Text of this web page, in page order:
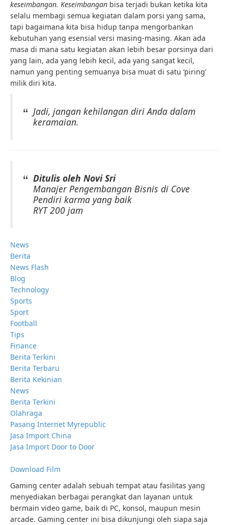
keseimbangan. Keseimbangan bisa terjadi bukan ketika kita
selalu membagi semua kegiatan dalam porsi yang sama,
tapi bagaimana kita bisa hidup tanpa mengorbankan
kebutuhan yang esensial versi masing-masing. Akan ada
masa di mana satu kegiatan akan lebih besar porsinya dari
yang lain, ada yang lebih kecil, ada yang sangat kecil,
namun yang penting semuanya bisa muat di satu ‘piring’
milik diri kita.
Jadi, jangan kehilangan diri Anda dalam
keramaian.
Ditulis oleh Novi Sri
Manajer Pengembangan Bisnis di Cove
Pendiri karma yang baik
RYT 200 jam
News
Berita
News Flash
Blog
Technology
Sports
Sport
Football
Tips
Finance
Berita Terkini
Berita Terbaru
Berita Kekinian
News
Berita Terkini
Olahraga
Pasang Internet Myrepublic
Jasa Import China
Jasa Import Door to Door
Download Film
Gaming center adalah sebuah tempat atau fasilitas yang
menyediakan berbagai perangkat dan layanan untuk
bermain video game, baik di PC, konsol, maupun mesin
arcade. Gaming center ini bisa dikunjungi oleh siapa saja